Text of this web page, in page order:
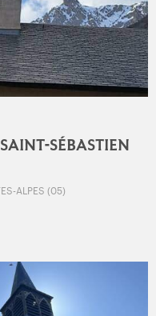
SÉBASTIEN
ALPES (05)